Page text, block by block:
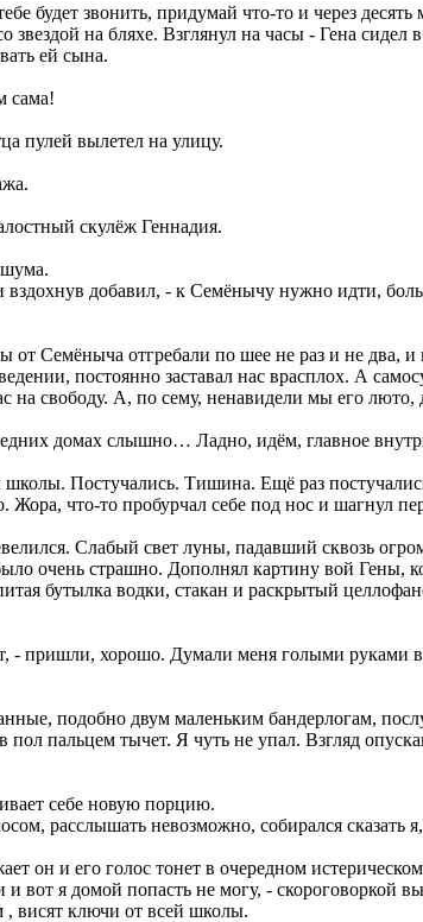
будет звонить, придумай что-то и через
на бляхе. Взглянул на часы - Гена сидел
ей сына.
сама!
пулей вылетел на улицу.
скулёж Геннадия.
шума.
добавил, - к Семёнычу нужно идти,
Семёныча отгребали по шее не раз и не два, и
постоянно заставал нас врасплох. А
свободу. А, по сему, ненавидели мы его люто,
домах слышно… Ладно, идём, главное
Постучались. Тишина. Ещё раз
Жора, что-то пробурчал себе под нос и шагнул
Слабый свет луны, падавший сквозь
очень страшно. Дополнял картину вой Гены,
бутылка водки, стакан и раскрытый
пришли, хорошо. Думали меня голыми руками
подобно двум маленьким бандерлогам,
пальцем тычет. Я чуть не упал. Взгляд
себе новую порцию.
расслышать невозможно, собирался сказать
он и его голос тонет в очередном
вот я домой попасть не могу, - скороговоркой
, висят ключи от всей школы.